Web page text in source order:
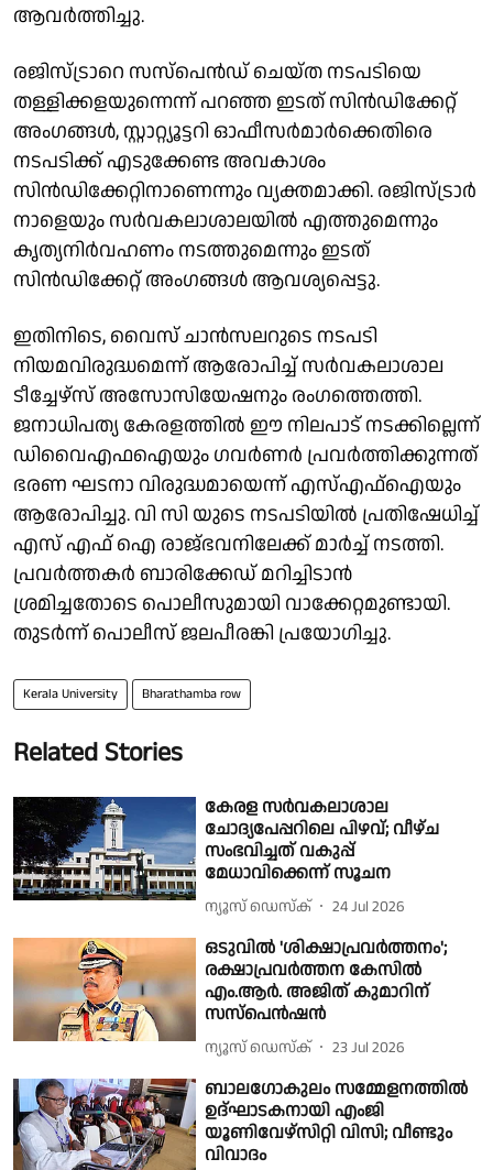
ആവർത്തിച്ചു.
രജിസ്ട്രാറെ സസ്പെൻഡ് ചെയ്ത നടപടിയെ
തള്ളിക്കളയുന്നെന്ന് പറഞ്ഞ ഇടത് സിൻഡിക്കേറ്റ്
അംഗങ്ങൾ, സ്റ്റാറ്റ്യൂട്ടറി ഓഫീസർമാർക്കെതിരെ
നടപടിക്ക് എടുക്കേണ്ട അവകാശം
സിൻഡിക്കേറ്റിനാണെന്നും വ്യക്തമാക്കി. രജിസ്‌ട്രാർ
നാളെയും സർവകലാശാലയിൽ എത്തുമെന്നും
കൃത്യനിർവഹണം നടത്തുമെന്നും ഇടത്
സിൻഡിക്കേറ്റ് അംഗങ്ങൾ ആവശ്യപ്പെട്ടു.
ഇതിനിടെ, വൈസ് ചാൻസലറുടെ നടപടി
നിയമവിരുദ്ധമെന്ന് ആരോപിച്ച് സർവകലാശാല
ടീച്ചേഴ്സ് അസോസിയേഷനും രംഗത്തെത്തി.
ജനാധിപത്യ കേരളത്തിൽ ഈ നിലപാട് നടക്കില്ലെന്ന്
ഡിവൈഎഫഐയും ഗവർണർ പ്രവർത്തിക്കുന്നത്
ഭരണ ഘടനാ വിരുദ്ധമായെന്ന് എസ്എഫ്ഐയും
ആരോപിച്ചു. വി സി യുടെ നടപടിയിൽ പ്രതിഷേധിച്ച്
എസ് എഫ് ഐ രാജ്ഭവനിലേക്ക് മാർച്ച് നടത്തി.
പ്രവർത്തകർ ബാരിക്കേഡ് മറിച്ചിടാൻ
ശ്രമിച്ചതോടെ പൊലീസുമായി വാക്കേറ്റമുണ്ടായി.
തുടർന്ന് പൊലീസ് ജലപീരങ്കി പ്രയോഗിച്ചു.
Kerala University Bharathamba row
Related Stories
കേരള സർവകലാശാല
ചോദ്യപേപ്പറിലെ പിഴവ്; വീഴ്ച
സംഭവിച്ചത് വകുപ്പ്
മേധാവിക്കെന്ന് സൂചന
ന്യൂസ് ഡെസ്ക് 24 Jul 2026
ഒടുവില്‍ 'ശിക്ഷാപ്രവര്‍ത്തനം';
രക്ഷാപ്രവര്‍ത്തന കേസില്‍
എം.ആര്‍. അജിത് കുമാറിന്
സസ്പെന്‍ഷന്‍
ന്യൂസ് ഡെസ്ക് 23 Jul 2026
ബാലഗോകുലം സമ്മേളനത്തിൽ
ഉദ്ഘാടകനായി എംജി
യൂണിവേഴ്സിറ്റി വിസി; വീണ്ടും
വിവാദം